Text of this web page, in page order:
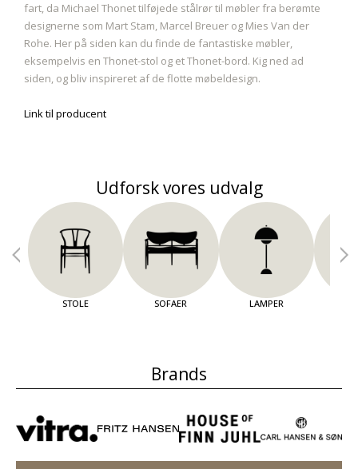
fart, da Michael Thonet tilføjede stålrør til møbler fra berømte
designerne som Mart Stam, Marcel Breuer og Mies Van der
Rohe. Her på siden kan du finde de fantastiske møbler,
eksempelvis en Thonet-stol og et Thonet-bord. Kig ned ad
siden, og bliv inspireret af de flotte møbeldesign.
Link til producent
Udforsk vores udvalg
STOLE SOFAER LAMPER
Brands